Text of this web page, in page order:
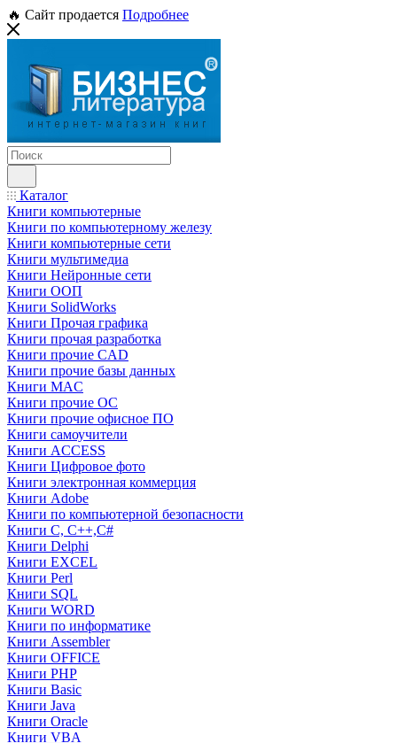
🔥 Сайт продается Подробнее
Каталог
Книги компьютерные
Книги по компьютерному железу
Книги компьютерные сети
Книги мультимедиа
Книги Нейронные сети
Книги ООП
Книги SolidWorks
Книги Прочая графика
Книги прочая разработка
Книги прочие CAD
Книги прочие базы данных
Книги MAC
Книги прочие ОС
Книги прочие офисное ПО
Книги самоучители
Книги ACCESS
Книги Цифровое фото
Книги электронная коммерция
Книги Adobe
Книги по компьютерной безопасности
Книги C, C++,С#
Книги Delphi
Книги EXCEL
Книги Perl
Книги SQL
Книги WORD
Книги по информатике
Книги Assembler
Книги OFFICE
Книги PHP
Книги Basic
Книги Java
Книги Oracle
Книги VBA